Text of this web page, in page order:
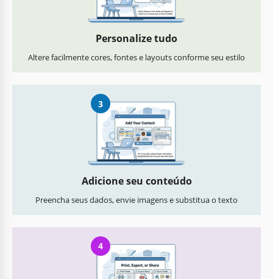
Personalize tudo
Altere facilmente cores, fontes e layouts conforme seu estilo
3
Adicione seu conteúdo
Preencha seus dados, envie imagens e substitua o texto
4